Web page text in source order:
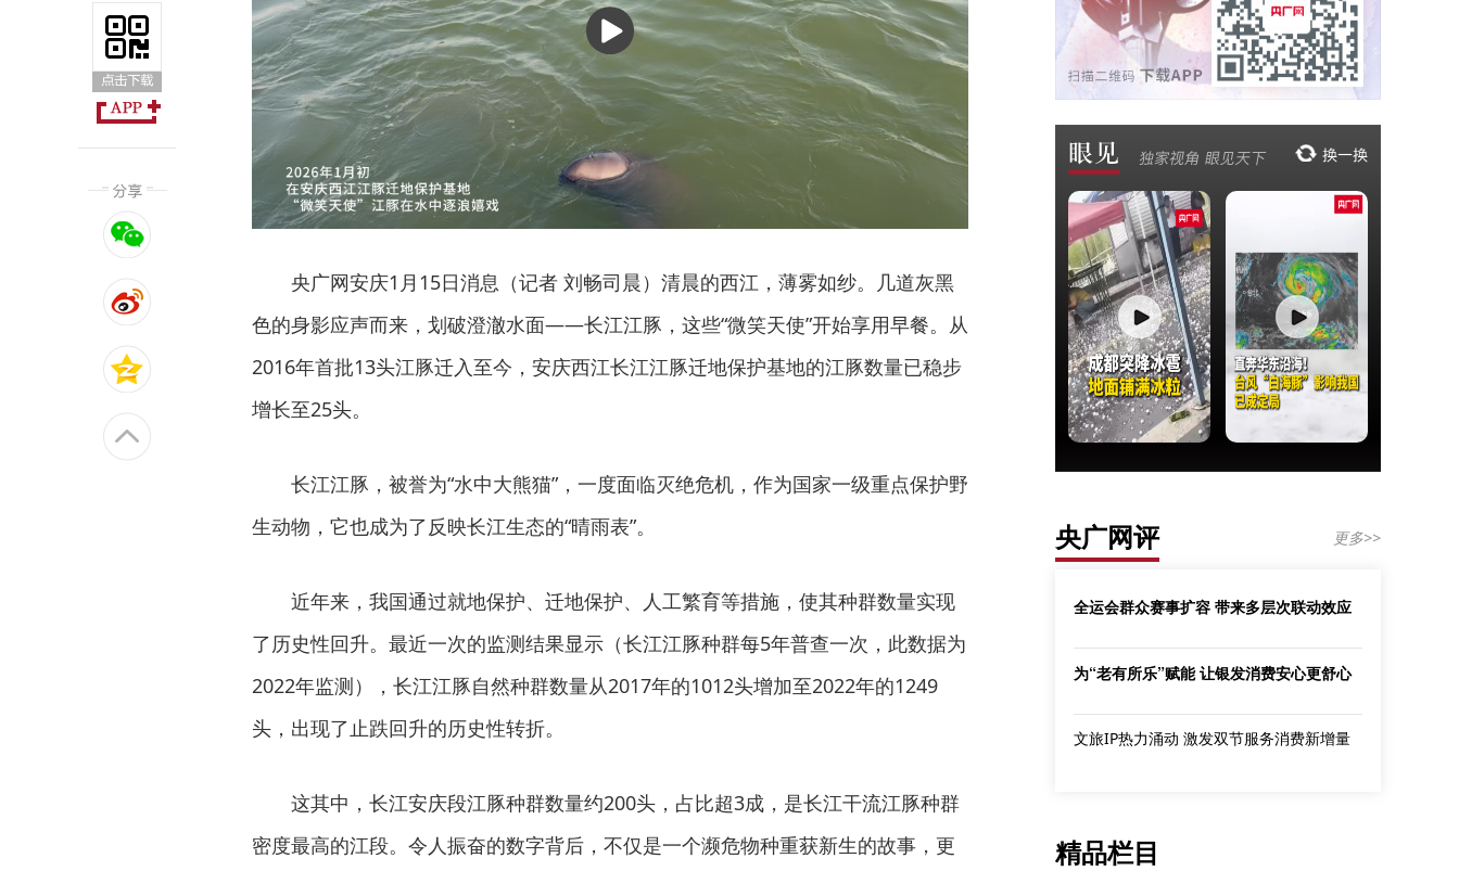
播
放
央广网安庆1月15日消息（记者 刘畅司晨）清晨的西江，薄雾如纱。几道灰黑
色的身影应声而来，划破澄澈水面——长江江豚，这些“微笑天使”开始享用早餐。从
2016年首批13头江豚迁入至今，安庆西江长江江豚迁地保护基地的江豚数量已稳步
增长至25头。
长江江豚，被誉为“水中大熊猫”，一度面临灭绝危机，作为国家一级重点保护野
生动物，它也成为了反映长江生态的“晴雨表”。
近年来，我国通过就地保护、迁地保护、人工繁育等措施，使其种群数量实现
了历史性回升。最近一次的监测结果显示（长江江豚种群每5年普查一次，此数据为
2022年监测），长江江豚自然种群数量从2017年的1012头增加至2022年的1249
头，出现了止跌回升的历史性转折。
这其中，长江安庆段江豚种群数量约200头，占比超3成，是长江干流江豚种群
密度最高的江段。令人振奋的数字背后，不仅是一个濒危物种重获新生的故事，更
央广网评 更多>>
全运会群众赛事扩容 带来多层次联动效应
为“老有所乐”赋能 让银发消费安心更舒心
文旅IP热力涌动 激发双节服务消费新增量
精品栏目